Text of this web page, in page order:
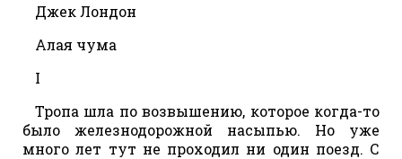
Джек Лондон
Алая чума
I
Тропа шла по возвышению, которое когда-то
было железнодорожной насыпью. Но уже
много лет тут не проходил ни один поезд. С